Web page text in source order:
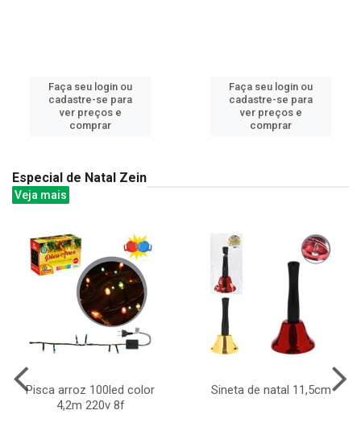
Faça seu login ou
cadastre-se para
ver preços e
comprar
Faça seu login ou
cadastre-se para
ver preços e
comprar
Especial de Natal Zein
Veja mais
Pisca arroz 100led color
4,2m 220v 8f
Sineta de natal 11,5cm